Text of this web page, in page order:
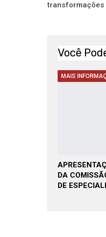
transformações
Você
MAIS
DA
DE